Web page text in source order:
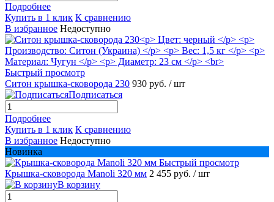
Подробнее
Купить в 1 клик К сравнению
В избранное Недоступно
Быстрый просмотр
Ситон крышка-сковорода 230 930 руб. / шт
Подписаться
Подробнее
Купить в 1 клик К сравнению
В избранное Недоступно
Новинка
Быстрый просмотр
Крышка-сковорода Manoli 320 мм 2 455 руб. / шт
В корзину